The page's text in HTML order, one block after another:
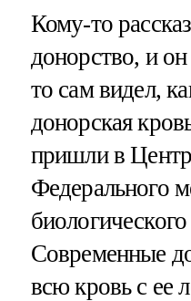
Кому-то
донорство, и
то сам видел,
донорская
пришли в
Федерального
биологического
Современные
всю кровь с ее